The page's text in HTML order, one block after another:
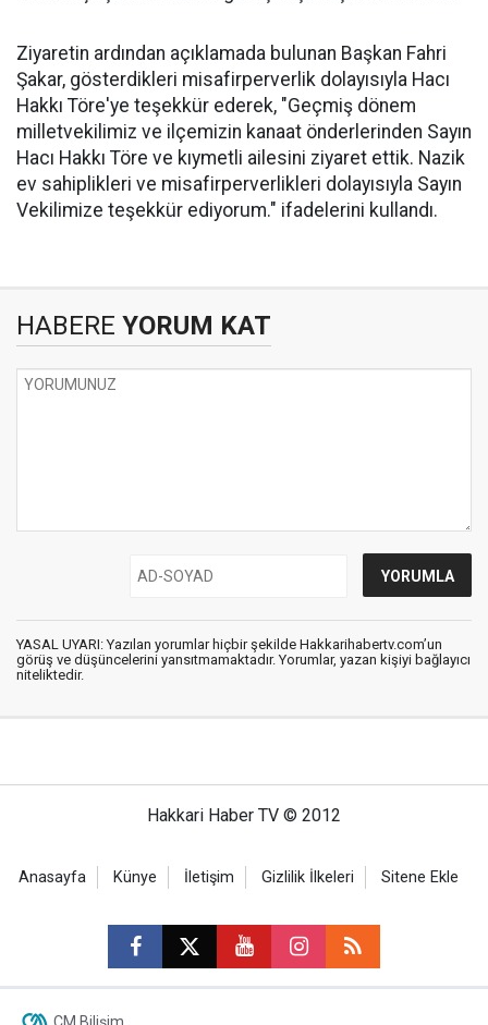
Ziyaretin ardından açıklamada bulunan Başkan Fahri
Şakar, gösterdikleri misafirperverlik dolayısıyla Hacı
Hakkı Töre'ye teşekkür ederek, "Geçmiş dönem
milletvekilimiz ve ilçemizin kanaat önderlerinden Sayın
Hacı Hakkı Töre ve kıymetli ailesini ziyaret ettik. Nazik
ev sahiplikleri ve misafirperverlikleri dolayısıyla Sayın
Vekilimize teşekkür ediyorum." ifadelerini kullandı.
HABERE YORUM KAT
YASAL UYARI: Yazılan yorumlar hiçbir şekilde Hakkarihabertv.com’un
görüş ve düşüncelerini yansıtmamaktadır. Yorumlar, yazan kişiyi bağlayıcı
niteliktedir.
Hakkari Haber TV © 2012
Anasayfa Künye İletişim Gizlilik İlkeleri Sitene Ekle